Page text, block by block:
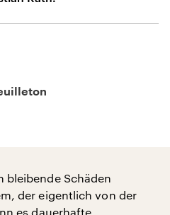
bleibende Schäden
der eigentlich von der
es dauerhafte